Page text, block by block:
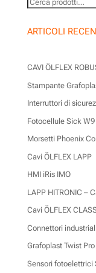
ARTICOLI
CAVI ÖLFLEX
Stampante
Interruttori di
Fotocellule Sick
Morsetti Phoenix
Cavi ÖLFLEX LAPP
HMI iRis IMO
LAPP HITRONIC –
Cavi ÖLFLEX
Connettori
Grafoplast Twist
Sensori fotoelettrici